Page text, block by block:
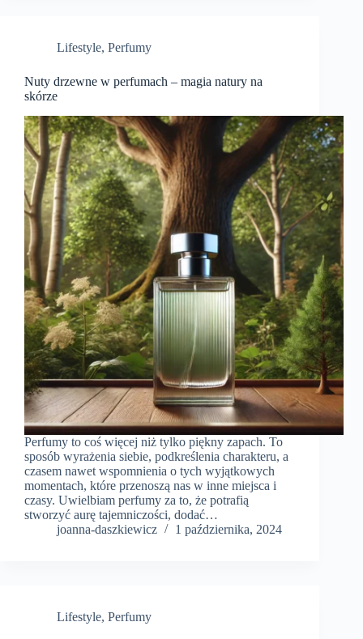
Lifestyle, Perfumy
Nuty drzewne w perfumach – magia natury na
skórze
Perfumy to coś więcej niż tylko piękny zapach. To
sposób wyrażenia siebie, podkreślenia charakteru, a
czasem nawet wspomnienia o tych wyjątkowych
momentach, które przenoszą nas w inne miejsca i
czasy. Uwielbiam perfumy za to, że potrafią
stworzyć aurę tajemniczości, dodać…
joanna-daszkiewicz
1 października, 2024
Lifestyle, Perfumy